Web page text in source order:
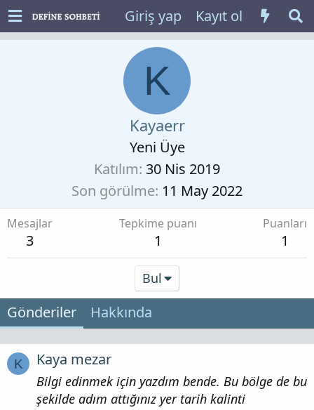
Giriş yap Kayıt ol
K
Kayaerr
Yeni Üye
Katılım 30 Nis 2019
Son görülme 11 May 2022
Mesajlar
3
Tepkime puanı
1
Puanları
1
Bul
Gönderiler Hakkında
K Kaya mezar
Bilgi edinmek için yazdım bende. Bu bölge de bu
şekilde adım attığınız yer tarih kalinti